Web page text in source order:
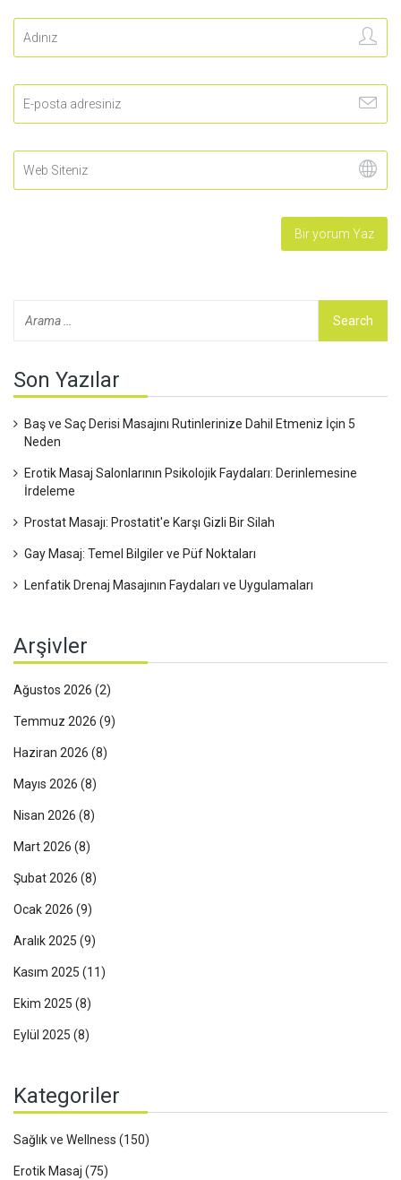
Son Yazılar
Baş ve Saç Derisi Masajını Rutinlerinize Dahil Etmeniz İçin 5
Neden
Erotik Masaj Salonlarının Psikolojik Faydaları: Derinlemesine
İrdeleme
Prostat Masajı: Prostatit'e Karşı Gizli Bir Silah
Gay Masaj: Temel Bilgiler ve Püf Noktaları
Lenfatik Drenaj Masajının Faydaları ve Uygulamaları
Arşivler
Ağustos 2026 (2)
Temmuz 2026 (9)
Haziran 2026 (8)
Mayıs 2026 (8)
Nisan 2026 (8)
Mart 2026 (8)
Şubat 2026 (8)
Ocak 2026 (9)
Aralık 2025 (9)
Kasım 2025 (11)
Ekim 2025 (8)
Eylül 2025 (8)
Kategoriler
Sağlık ve Wellness (150)
Erotik Masaj (75)